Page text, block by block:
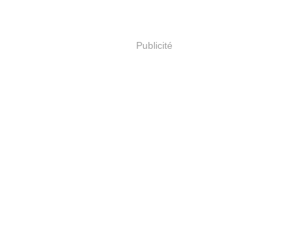
Publicité